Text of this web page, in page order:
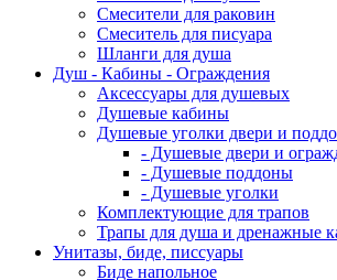
Смесители для раковин
Смеситель для писуара
Шланги для душа
Душ - Кабины - Ограждения
Аксессуары для душевых
Душевые кабины
Душевые уголки двери и
- Душевые двери и
- Душевые поддоны
- Душевые уголки
Комплектующие для трапов
Трапы для душа и дренажные
Унитазы, биде, писсуары
Биде напольное